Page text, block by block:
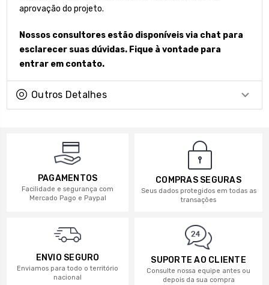
aprovação do projeto.
Nossos consultores estão disponíveis via chat para
esclarecer suas dúvidas. Fique à vontade para
entrar em contato.
Outros Detalhes
PAGAMENTOS
Facilidade e segurança com
Mercado Pago e Paypal
COMPRAS SEGURAS
Seus dados protegidos em todas as
transações
ENVIO SEGURO
Enviamos para todo o território
nacional
SUPORTE AO CLIENTE
Consulte nossa equipe antes ou
depois da sua compra